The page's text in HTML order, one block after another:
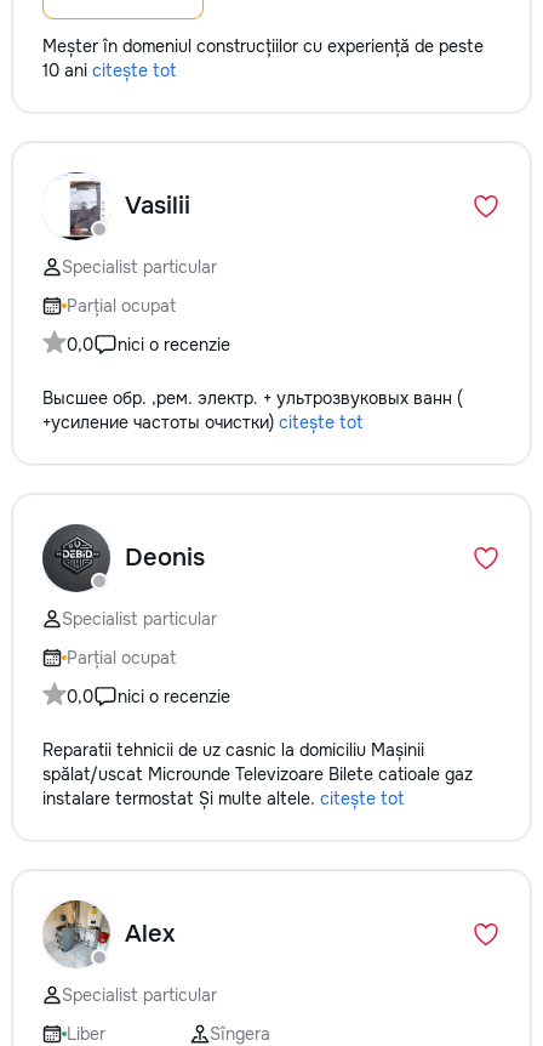
Meșter în domeniul construcțiilor cu experiență de peste
10 ani citește tot
Vasilii
Specialist particular
Parțial ocupat
0,0
nici o recenzie
Высшее обр. ,рем. электр. + ультрозвуковых ванн (
+усиление частоты очистки) citește tot
Deonis
Specialist particular
Parțial ocupat
0,0
nici o recenzie
Reparatii tehnicii de uz casnic la domiciliu Mașinii
spălat/uscat Microunde Televizoare Bilete catioale gaz
instalare termostat Și multe altele. citește tot
Alex
Specialist particular
Liber
Sîngera